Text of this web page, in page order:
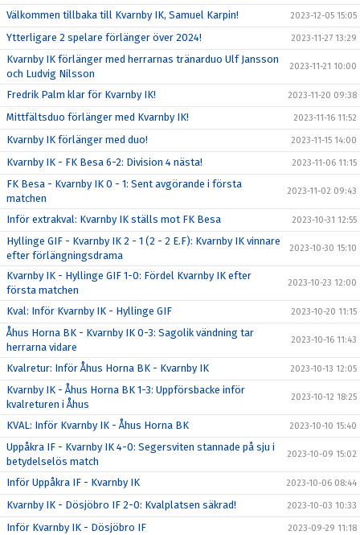
Välkommen tillbaka till Kvarnby IK, Samuel Karpin! 2023-12-05 15:05
Ytterligare 2 spelare förlänger över 2024! 2023-11-27 13:29
Kvarnby IK förlänger med herrarnas tränarduo Ulf Jansson
och Ludvig Nilsson
2023-11-21 10:00
Fredrik Palm klar för Kvarnby IK! 2023-11-20 09:38
Mittfältsduo förlänger med Kvarnby IK! 2023-11-16 11:52
Kvarnby IK förlänger med duo! 2023-11-15 14:00
Kvarnby IK - FK Besa 6-2: Division 4 nästa! 2023-11-06 11:15
FK Besa - Kvarnby IK 0 - 1: Sent avgörande i första
matchen
2023-11-02 09:43
Inför extrakval: Kvarnby IK ställs mot FK Besa 2023-10-31 12:55
Hyllinge GIF - Kvarnby IK 2 - 1 (2 - 2 E.F): Kvarnby IK vinnare
efter förlängningsdrama
2023-10-30 15:10
Kvarnby IK - Hyllinge GIF 1-0: Fördel Kvarnby IK efter
första matchen
2023-10-23 12:00
Kval: Inför Kvarnby IK - Hyllinge GIF 2023-10-20 11:15
Åhus Horna BK - Kvarnby IK 0-3: Sagolik vändning tar
herrarna vidare
2023-10-16 11:43
Kvalretur: Inför Åhus Horna BK - Kvarnby IK 2023-10-13 12:05
Kvarnby IK - Åhus Horna BK 1-3: Uppförsbacke inför
kvalreturen i Åhus
2023-10-12 18:25
KVAL: Inför Kvarnby IK - Åhus Horna BK 2023-10-10 15:40
Uppåkra IF - Kvarnby IK 4-0: Segersviten stannade på sju i
betydelselös match
2023-10-09 15:02
Inför Uppåkra IF - Kvarnby IK 2023-10-06 08:44
Kvarnby IK - Dösjöbro IF 2-0: Kvalplatsen säkrad! 2023-10-03 10:33
Inför Kvarnby IK - Dösjöbro IF 2023-09-29 11:18